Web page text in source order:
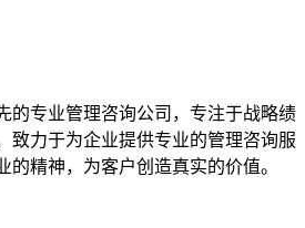
的专业管理咨询公司，专注于战略绩
致力于为企业提供专业的管理咨询服
的精神，为客户创造真实的价值。